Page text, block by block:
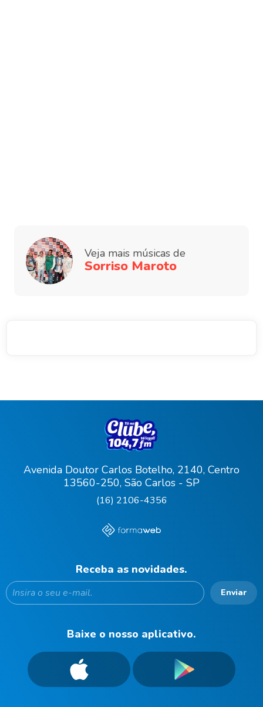
Veja mais músicas de
Sorriso Maroto
Avenida Doutor Carlos Botelho, 2140, Centro
13560-250, São Carlos - SP
(16) 2106-4356
Receba as novidades.
Enviar
Baixe o nosso aplicativo.